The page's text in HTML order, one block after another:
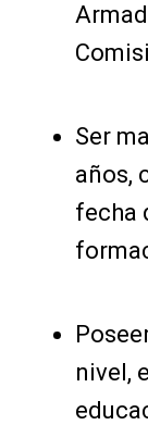
Ser
años,
fecha
nivel,